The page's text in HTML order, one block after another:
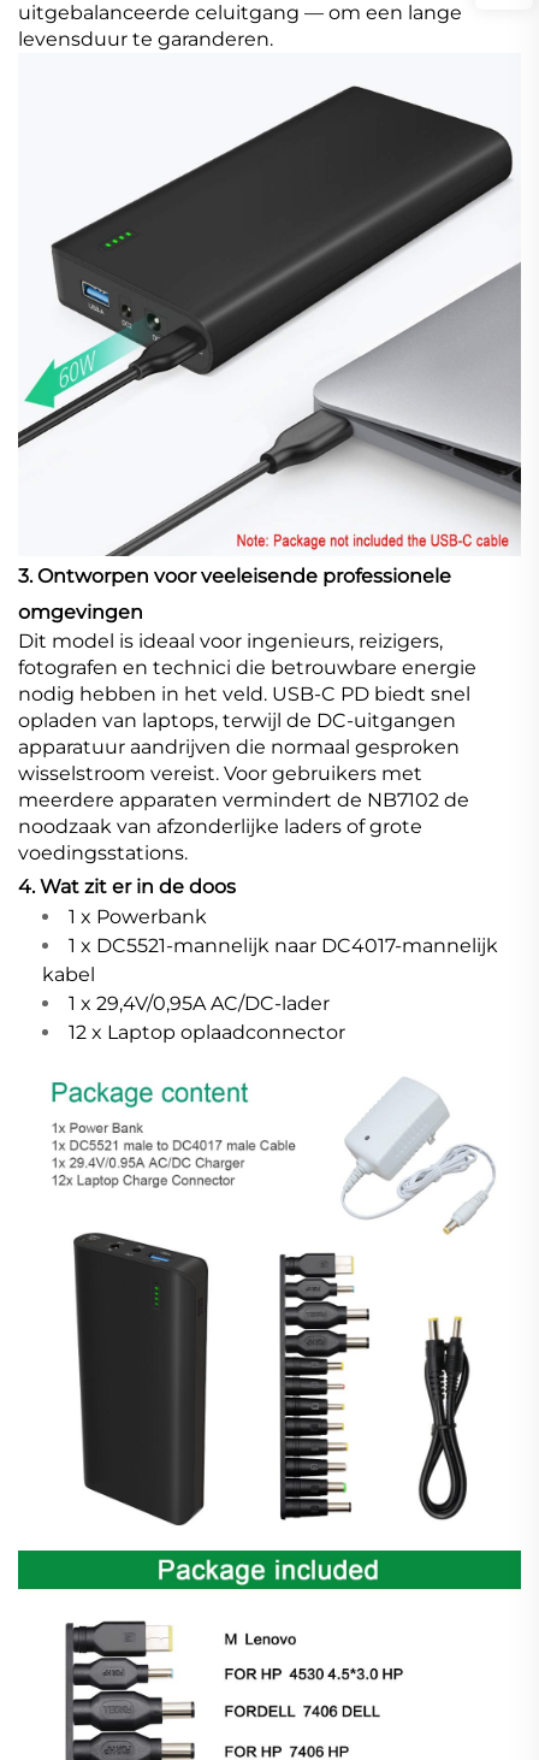
uitgebalanceerde celuitgang — om een lange
levensduur te garanderen.
3. Ontworpen voor veeleisende professionele
omgevingen
Dit model is ideaal voor ingenieurs, reizigers,
fotografen en technici die betrouwbare energie
nodig hebben in het veld. USB-C PD biedt snel
opladen van laptops, terwijl de DC-uitgangen
apparatuur aandrijven die normaal gesproken
wisselstroom vereist. Voor gebruikers met
meerdere apparaten vermindert de NB7102 de
noodzaak van afzonderlijke laders of grote
voedingsstations.
4. Wat zit er in de doos
1 x Powerbank
1 x DC5521-mannelijk naar DC4017-mannelijk
kabel
1 x 29,4V/0,95A AC/DC-lader
12 x Laptop oplaadconnector